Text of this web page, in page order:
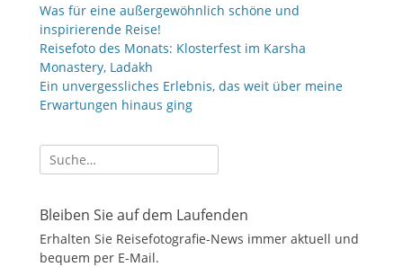
Was für eine außergewöhnlich schöne und
inspirierende Reise!
Reisefoto des Monats: Klosterfest im Karsha
Monastery, Ladakh
Ein unvergessliches Erlebnis, das weit über meine
Erwartungen hinaus ging
Suche
nach:
Bleiben Sie auf dem Laufenden
Erhalten Sie Reisefotografie-News immer aktuell und
bequem per E-Mail.